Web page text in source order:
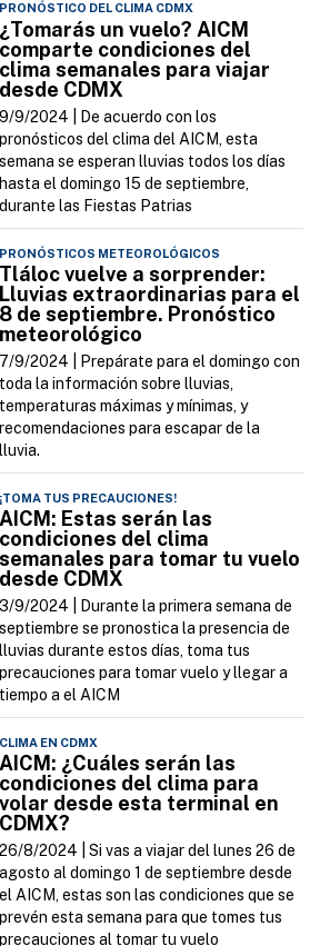
PRONÓSTICO DEL CLIMA CDMX
¿Tomarás un vuelo? AICM
comparte condiciones del
clima semanales para viajar
desde CDMX
9/9/2024 |
De acuerdo con los
pronósticos del clima del AICM, esta
semana se esperan lluvias todos los días
hasta el domingo 15 de septiembre,
durante las Fiestas Patrias
PRONÓSTICOS METEOROLÓGICOS
Tláloc vuelve a sorprender:
Lluvias extraordinarias para el
8 de septiembre. Pronóstico
meteorológico
7/9/2024 |
Prepárate para el domingo con
toda la información sobre lluvias,
temperaturas máximas y mínimas, y
recomendaciones para escapar de la
lluvia.
¡TOMA TUS PRECAUCIONES!
AICM: Estas serán las
condiciones del clima
semanales para tomar tu vuelo
desde CDMX
3/9/2024 |
Durante la primera semana de
septiembre se pronostica la presencia de
lluvias durante estos días, toma tus
precauciones para tomar vuelo y llegar a
tiempo a el AICM
CLIMA EN CDMX
AICM: ¿Cuáles serán las
condiciones del clima para
volar desde esta terminal en
CDMX?
26/8/2024 |Si vas a viajar del lunes 26 de
agosto al domingo 1 de septiembre desde
el AICM, estas son las condiciones que se
prevén esta semana para que tomes tus
precauciones al tomar tu vuelo